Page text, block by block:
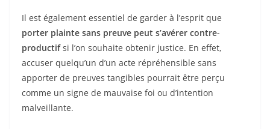
Il est également essentiel de garder à l’esprit que
porter plainte sans preuve peut s’avérer contre-
productifsi l’on souhaite obtenir justice. En effet,
accuser quelqu’un d’un acte répréhensible sans
apporter de preuves tangibles pourrait être perçu
comme un signe de mauvaise foi ou d’intention
malveillante.